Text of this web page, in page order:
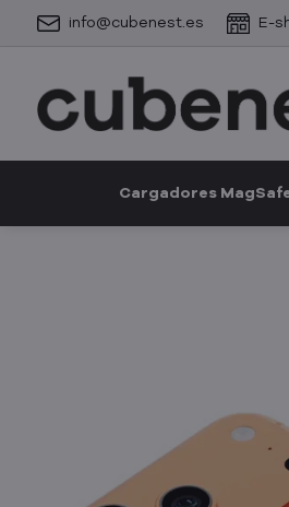
info@cubenest.es E-
Cargadores